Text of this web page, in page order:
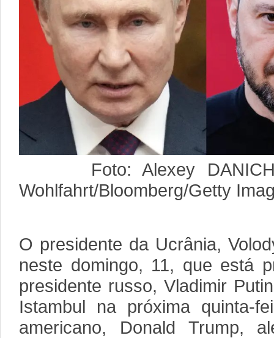
Foto: Alexey
Wohlfahrt/Bloomberg/Getty
O presidente da Ucrânia,
neste domingo, 11, que está
presidente russo, Vladimir
Istambul na próxima quinta-
americano, Donald Trump,